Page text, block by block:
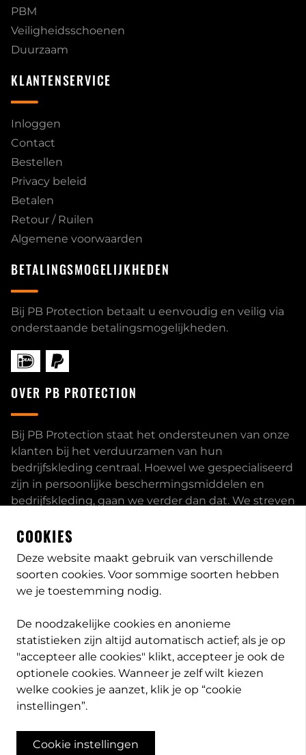
PBM
Veiligheidsschoenen
Duurzaam
KLANTENSERVICE
Inloggen
Contact
Bestellen
Privacy beleid
Betalen
Retour / Ruilen
Algemene voorwaarden
BETALINGSMOGELIJKHEDEN
Bij PB Protection betaalt u eenvoudig en veilig via
onderstaande betalingsmogelijkheden.
OVER PB PROTECTION
Bij PB Protection staat het ondersteunen van onze
klanten bij het verduurzamen van hun
bedrijfskleding centraal. Hoewel we gespecialiseerd
zijn in persoonlijke beschermingsmiddelen en
bedrijfskleding, gaan we verder dan dat. We streven
bieden een uitgebreid servicepakket aan, inclusief
Dit zijn enkele van onze mogelijkheden. Heeft u
speciale wensen, neemcontact
PB-Protection
info@pb-protection.nl
040 2063026
COOKIES
Deze website maakt gebruik van verschillende
soorten cookies. Voor sommige soorten hebben
we je toestemming nodig.
De noodzakelijke cookies en anonieme
statistieken zijn altijd automatisch actief; als je op
"accepteer alle cookies" klikt, accepteer je ook de
optionele cookies. Wanneer je zelf wilt kiezen
welke cookies je aanzet, klik je op “cookie
instellingen”.
Cookie instellingen